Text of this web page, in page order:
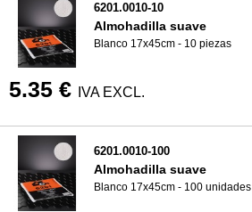
6201.0010-10
Almohadilla suave
Blanco 17x45cm - 10 piezas
5.35 € IVA EXCL.
6201.0010-100
Almohadilla suave
Blanco 17x45cm - 100 unidades